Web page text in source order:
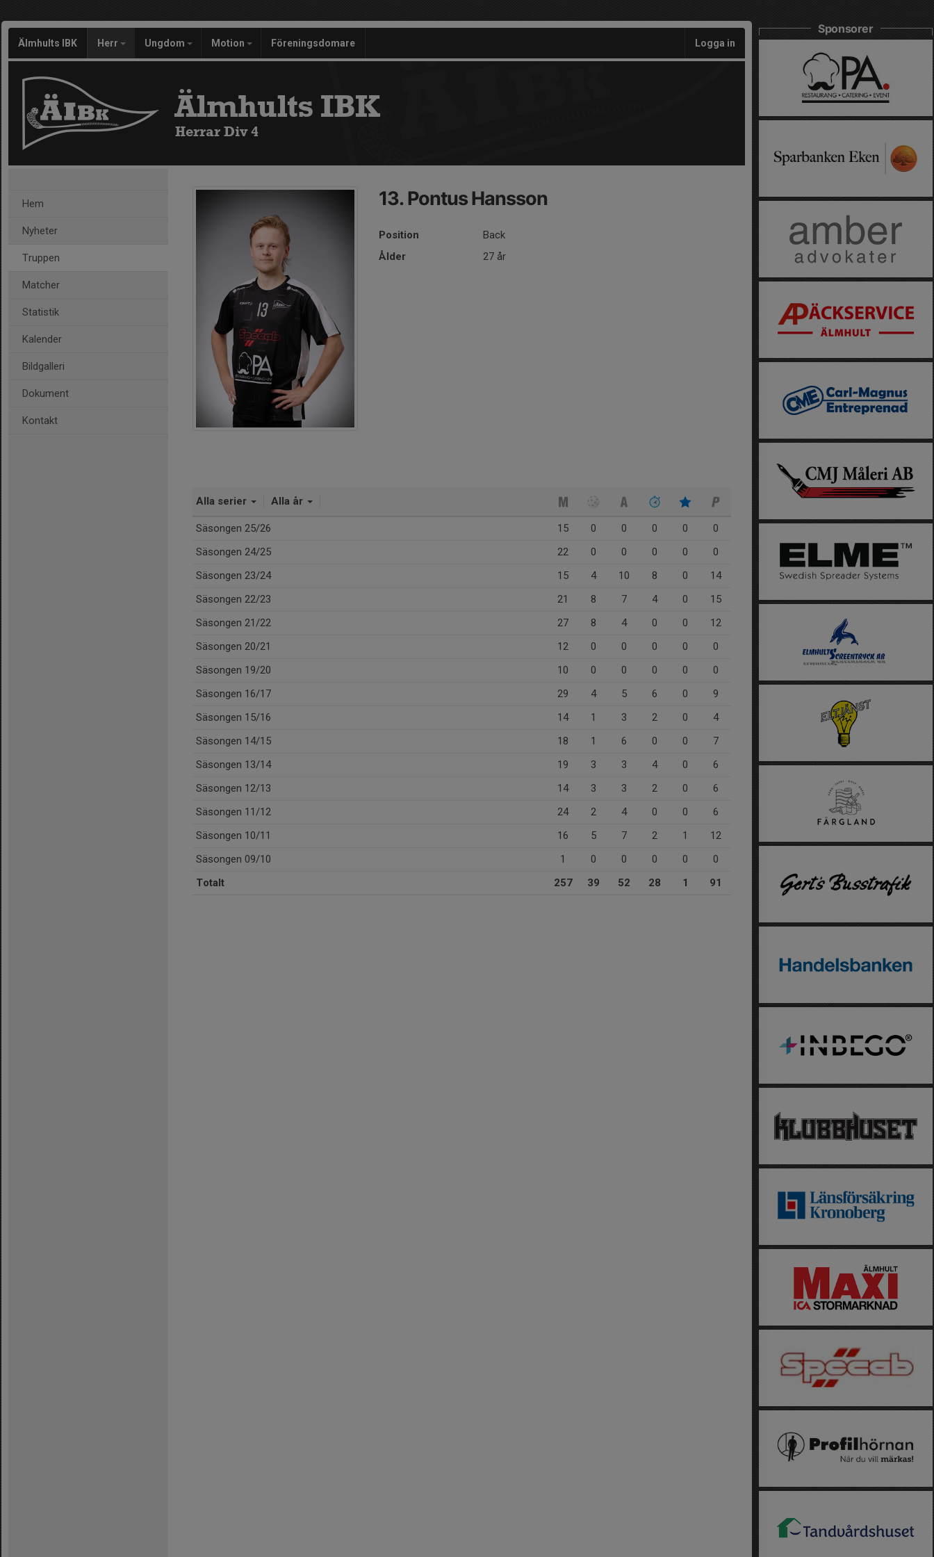
Älmhults IBK Herr Ungdom Motion Föreningsdomare Logga in
Älmhults IBK
Herrar Div 4
Hem
Nyheter
Truppen
Matcher
Statistik
Kalender
Bildgalleri
Dokument
Kontakt
13. Pontus Hansson
Position
Back
Ålder
27 år
Alla serier Alla år
Säsongen 25/26 15 0 0 0 0
0
Säsongen 24/25
22 0 0 0 0
0
Säsongen 23/24
15 4 10 8 0
14
Säsongen 22/23
21 8 7 4 0
15
Säsongen 21/22
27 8 4 0 0
12
Säsongen 20/21
12 0 0 0 0
0
Säsongen 19/20
10 0 0 0 0
0
Säsongen 16/17
29 4 5 6 0
9
Säsongen 15/16
14 1 3 2 0
4
Säsongen 14/15
18 1 6 0 0
7
Säsongen 13/14
19 3 3 4 0
6
Säsongen 12/13
14 3 3 2 0
6
Säsongen 11/12
24 2 4 0 0
6
Säsongen 10/11
16 5 7 2 1
12
Säsongen 09/10
1 0 0 0 0
0
Totalt
257 39 52 28 1 91
Sponsorer